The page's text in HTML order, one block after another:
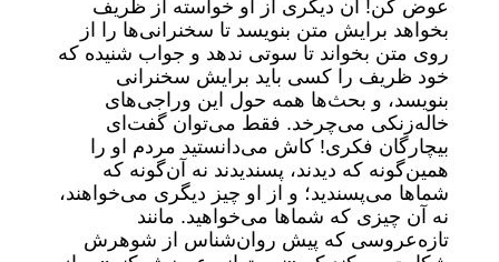
عوض کن! آن دیگری از او خواسته از ظریف
بخواهد برایش متن بنویسد تا سخنرانی‌ها را از
روی متن بخواند تا سوتی ندهد و جواب شنیده که
خود ظریف را کسی باید برایش سخنرانی
بنویسد، و بحث‌ها همه حول این وراجی‌های
خاله‌زنکی می‌چرخد. فقط می‌توان گفت‌ای
بیچارگان فکری! کاش می‌دانستید مردم او را
همین‌گونه که دیدند، پسندیدند نه آن‌گونه که
شما‌ها می‌پسندید؛ و از او چیز دیگری می‌خواهند،
نه آن چیزی که شما‌ها می‌خواهید. مانند
تازه‌عروسی که پیش روان‌شناس از شوهرش